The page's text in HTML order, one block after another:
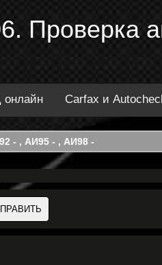
Проверка
Carfax и
- , АИ95 - , АИ98 -